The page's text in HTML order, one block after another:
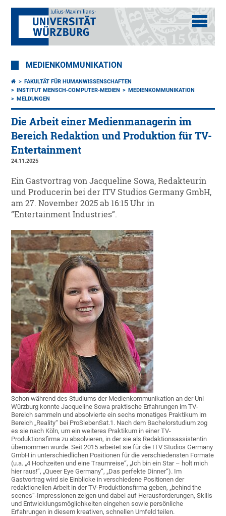
MEDIENKOMMUNIKATION
FAKULTÄT FÜR HUMANWISSENSCHAFTEN
INSTITUT MENSCH-COMPUTER-MEDIEN
MEDIENKOMMUNIKATION
MELDUNGEN
Die Arbeit einer Medienmanagerin im
Bereich Redaktion und Produktion für TV-
Entertainment
24.11.2025
Ein Gastvortrag von Jacqueline Sowa, Redakteurin
und Producerin bei der ITV Studios Germany GmbH,
am 27. November 2025 ab 16:15 Uhr in
“Entertainment Industries”.
Schon während des Studiums der Medienkommunikation an der Uni
Würzburg konnte Jacqueline Sowa praktische Erfahrungen im TV-
Bereich sammeln und absolvierte ein sechs monatiges Praktikum im
Bereich „Reality“ bei ProSiebenSat.1. Nach dem Bachelorstudium zog
es sie nach Köln, um ein weiteres Praktikum in einer TV-
Produktionsfirma zu absolvieren, in der sie als Redaktionsassistentin
übernommen wurde. Seit 2015 arbeitet sie für die ITV Studios Germany
GmbH in unterschiedlichen Positionen für die verschiedensten Formate
(u.a. „4 Hochzeiten und eine Traumreise“, „Ich bin ein Star – holt mich
hier raus!“, „Queer Eye Germany“, „Das perfekte Dinner“). Im
Gastvortrag wird sie Einblicke in verschiedene Positionen der
redaktionellen Arbeit in der TV-Produktionsfirma geben, „behind the
scenes“-Impressionen zeigen und dabei auf Herausforderungen, Skills
und Entwicklungsmöglichkeiten eingehen sowie persönliche
Erfahrungen in diesem kreativen, schnellen Umfeld teilen.